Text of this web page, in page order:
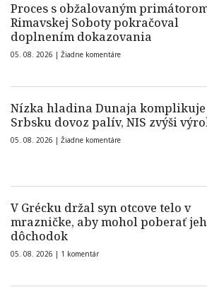
Proces s obžalovaným
Rimavskej Soboty pokračoval
doplnením dokazovania
05. 08. 2026 | Žiadne komentáre
Nízka hladina Dunaja komplikuje
Srbsku dovoz palív, NIS zvýši
05. 08. 2026 | Žiadne komentáre
V Grécku držal syn otcove telo v
mrazničke, aby mohol poberať
dôchodok
05. 08. 2026 | 1 komentár